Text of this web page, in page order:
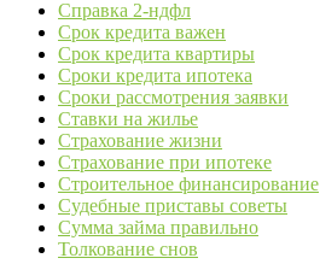
Справка 2-ндфл
Срок кредита важен
Срок кредита квартиры
Сроки кредита ипотека
Сроки рассмотрения заявки
Ставки на жилье
Страхование жизни
Страхование при ипотеке
Строительное финансирование
Судебные приставы советы
Сумма займа правильно
Толкование снов